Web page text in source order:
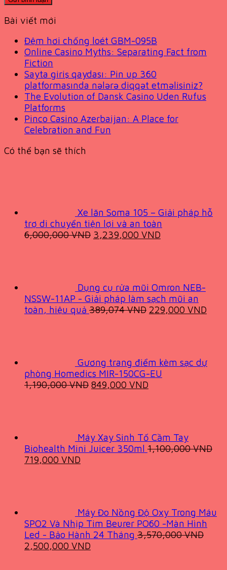
Bài viết mới
Đệm hơi chống loét GBM-095B
Online Casino Myths: Separating Fact from
Fiction
Sayta giriş qaydası: Pin up 360
platformasında nələrə diqqət etməlisiniz?
The Evolution of Dansk Casino Uden Rufus
Platforms
Pinco Casino Azerbaijan: A Place for
Celebration and Fun
Có thể bạn sẽ thích
Xe lăn Soma 105 – Giải pháp hỗ
trợ di chuyển tiện lợi và an toàn
6,000,000VND Original
3,239,000 VND
Dụng cụ rửa mũi Omron NEB-
NSSW-11AP - Giải pháp làm sạch mũi an
toàn, hiệu quả 389,074VND Original
229,000 VND
Gương trang điểm kèm sạc dự
phòng Homedics MIR-150CG-EU
1,190,000VND Original
849,000 VND
Máy Xay Sinh Tố Cầm Tay
Biohealth Mini Juicer 350ml 1,100,000VND
Original
719,000 VND
Máy Đo Nồng Độ Oxy Trong Máu
SPO2 Và Nhịp Tim Beurer PO60 -Màn Hình
Led - Bảo Hành 24 Tháng 3,570,000VND
Original
2,500,000 VND